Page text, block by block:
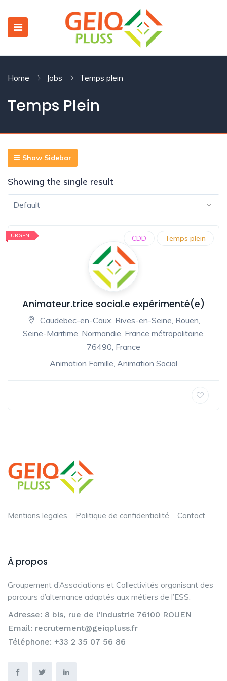
SUBMENU (CANDIDAT)
SUBMENU (ASSOCIATIONS ET COLLECTIVITÉS)
SUBMENU (EN UN CLIC)
Home Jobs Temps plein
Temps Plein
Show Sidebar
Showing the single result
Default
URGENT CDD Temps plein
Animateur.trice social.e expérimenté(e)
Caudebec-en-Caux, Rives-en-Seine, Rouen,
Seine-Maritime, Normandie, France métropolitaine,
76490, France
Animation Famille Animation Social
Mentions legales Politique de confidentialité Contact
À propos
Groupement d’Associations et Collectivités organisant des
parcours d’alternance adaptés aux métiers de l’ESS.
Adresse: 8 bis, rue de l'industrie 76100 ROUEN
Email: recrutement@geiqpluss.fr
Téléphone: +33 2 35 07 56 86